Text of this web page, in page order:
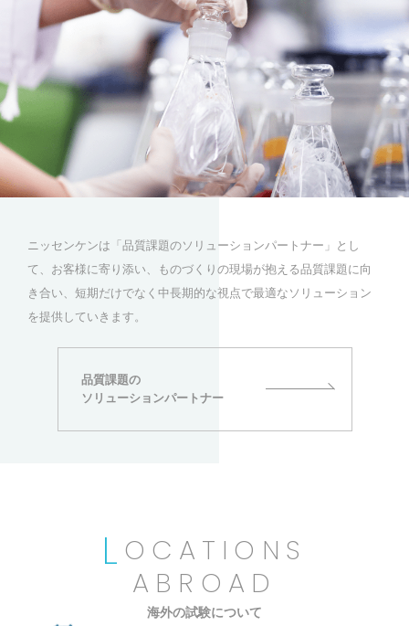
ニッセンケンは「品質課題のソリューションパートナー」とし
て、お客様に寄り添い、ものづくりの現場が抱える品質課題に向
き合い、短期だけでなく中長期的な視点で最適なソリューション
を提供していきます。
品質課題の
ソリューションパートナー
L OCATIONS
ABROAD
海外の試験について